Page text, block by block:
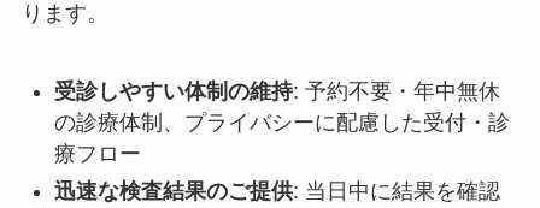
ります。
受診しやすい体制の維持: 予約不要・年中無休
の診療体制、プライバシーに配慮した受付・診
療フロー
迅速な検査結果のご提供: 当日中に結果を確認